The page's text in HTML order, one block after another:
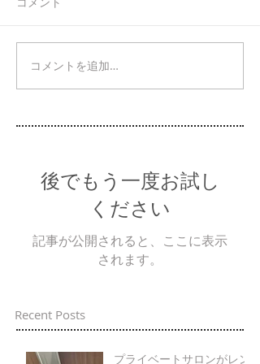
Recent Posts
コメントを追加…
後でもう一度お試し
ください
記事が公開されると、ここに表示
されます。
プライベートサロンがレン